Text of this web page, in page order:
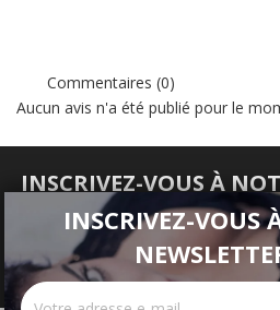
Commentaires (0)
Aucun avis n'a été publié pour le
INSCRIVEZ-VOUS À
INSCRIVEZ-VOUS